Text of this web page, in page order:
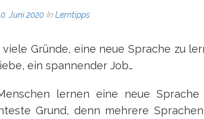
Juni 2020 In Lerntipps
viele Gründe, eine neue Sprache zu
ein spannender Job…
lernen eine neue
Grund, denn mehrere